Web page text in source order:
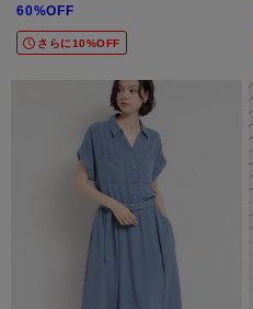
60%OFF
さらに10%OFF